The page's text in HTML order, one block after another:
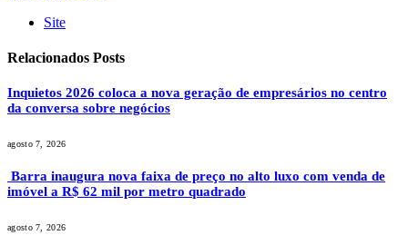
Site
Relacionados Posts
Inquietos 2026 coloca a nova geração de empresários no centro
da conversa sobre negócios
agosto 7, 2026
Barra inaugura nova faixa de preço no alto luxo com venda de
imóvel a R$ 62 mil por metro quadrado
agosto 7, 2026